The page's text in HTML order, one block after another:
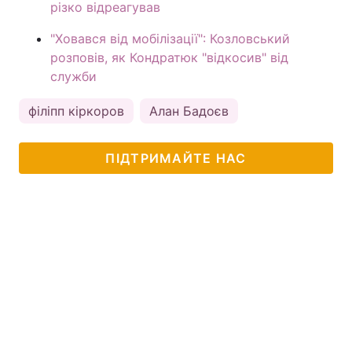
різко відреагував
"Ховався від мобілізації": Козловський
розповів, як Кондратюк "відкосив" від
служби
філіпп кіркоров Алан Бадоєв
ПІДТРИМАЙТЕ НАС